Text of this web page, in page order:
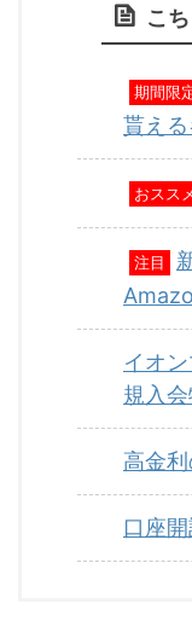
こ
期間限
貰え
おスス
注目
イオ
規入
高金
口座